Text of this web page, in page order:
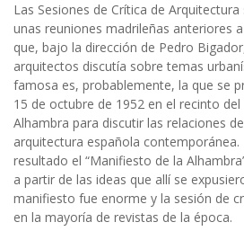
Las Sesiones de Crítica de
unas reuniones madrileñas anteriores
que, bajo la dirección de Pedro
arquitectos discutía sobre temas
famosa es, probablemente, la que se
15 de octubre de 1952 en el recinto
Alhambra para discutir las relaciones
arquitectura española
resultado el “Manifiesto de la
a partir de las ideas que allí se
manifiesto fue enorme y la sesión de
en la mayoría de revistas de la época.